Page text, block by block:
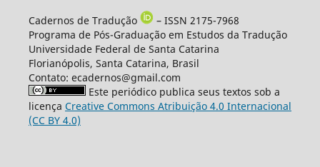
Cadernos de Tradução
– ISSN 2175-7968
Programa de Pós-Graduação em Estudos da Tradução
Universidade Federal de Santa Catarina
Florianópolis, Santa Catarina, Brasil
Contato: ecadernos@gmail.com
Este periódico publica seus textos sob a
licença Creative Commons Atribuição 4.0 Internacional
(CC BY 4.0)